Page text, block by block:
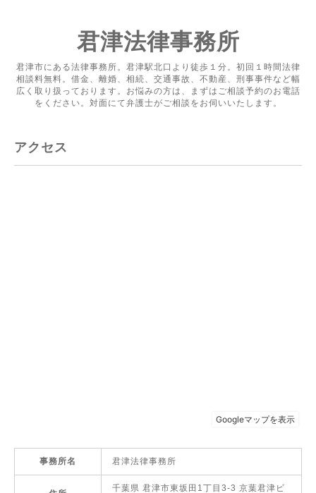
君津法律事務所
君津市にある法律事務所。君津駅北口より徒歩１分。初回１時間法律
相談料無料。借金、離婚、相続、交通事故、不動産、刑事事件など幅
広く取り扱っております。お悩みの方は、まずはご相談予約のお電話
をください。対面にて弁護士がご相談をお伺いいたします。
アクセス
事務所名 君津法律事務所
千葉県 君津市東坂田1丁目3-3 京葉君津ビ